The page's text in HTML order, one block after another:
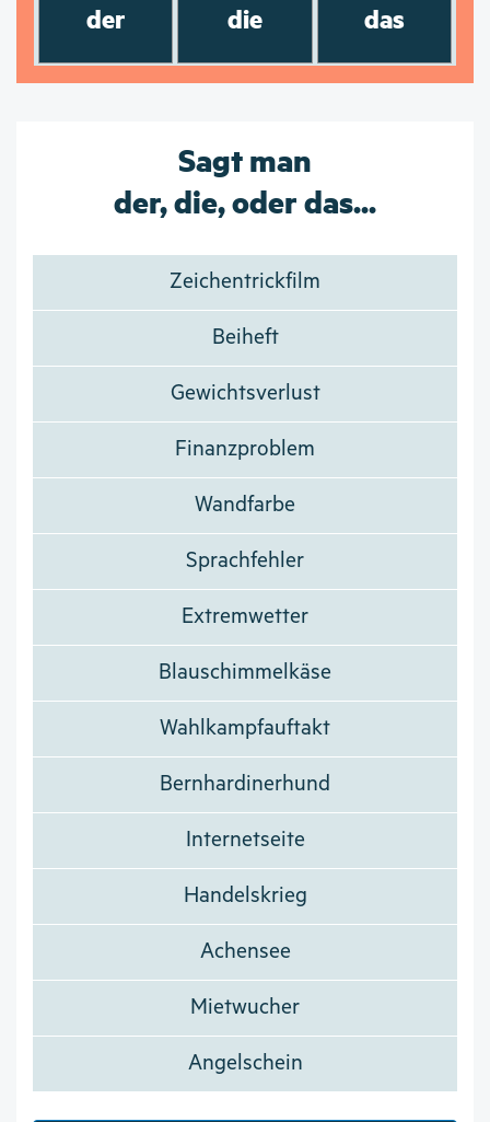
der die das
Sagt man
der, die, oder das...
Zeichentrickfilm
Beiheft
Gewichtsverlust
Finanzproblem
Wandfarbe
Sprachfehler
Extremwetter
Blauschimmelkäse
Wahlkampfauftakt
Bernhardinerhund
Internetseite
Handelskrieg
Achensee
Mietwucher
Angelschein